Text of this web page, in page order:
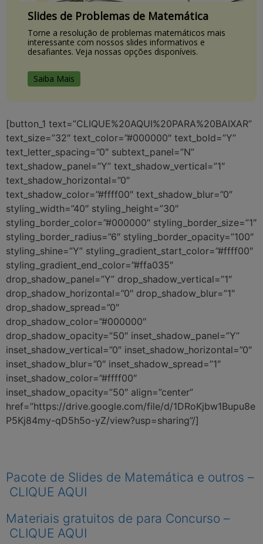
Slides de Problemas de Matemática
Torne a resolução de problemas matemáticos mais
interessante com nossos slides informativos e
desafiantes. Veja nossas opções disponíveis.
Saiba Mais
[button_1 text=”CLIQUE%20AQUI%20PARA%20BAIXAR”
text_size=”32″ text_color=”#000000″ text_bold=”Y”
text_letter_spacing=”0″ subtext_panel=”N”
text_shadow_panel=”Y” text_shadow_vertical=”1″
text_shadow_horizontal=”0″
text_shadow_color=”#ffff00″ text_shadow_blur=”0″
styling_width=”40″ styling_height=”30″
styling_border_color=”#000000″ styling_border_size=”1″
styling_border_radius=”6″ styling_border_opacity=”100″
styling_shine=”Y” styling_gradient_start_color=”#ffff00″
styling_gradient_end_color=”#ffa035″
drop_shadow_panel=”Y” drop_shadow_vertical=”1″
drop_shadow_horizontal=”0″ drop_shadow_blur=”1″
drop_shadow_spread=”0″
drop_shadow_color=”#000000″
drop_shadow_opacity=”50″ inset_shadow_panel=”Y”
inset_shadow_vertical=”0″ inset_shadow_horizontal=”0″
inset_shadow_blur=”0″ inset_shadow_spread=”1″
inset_shadow_color=”#ffff00″
inset_shadow_opacity=”50″ align=”center”
href=”https://drive.google.com/file/d/1DRoKjbw1Bupu8e
P5Kj84my-qD5h5o-yZ/view?usp=sharing”/]
Pacote de Slides de Matemática e outros –
CLIQUE AQUI
Materiais gratuitos de para Concurso –
CLIQUE AQUI